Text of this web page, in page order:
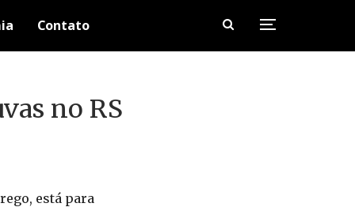
Contato
no RS
está para